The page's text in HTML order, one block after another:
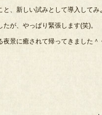
と、新しい試みとして導入して
が、やっぱり緊張します(笑)。
景に癒されて帰ってきました＾